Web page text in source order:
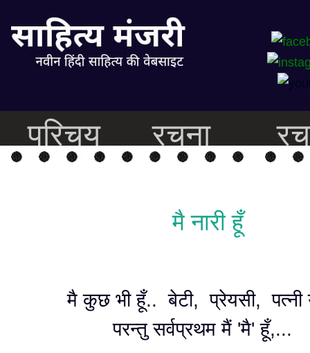
परिचय रचना
मै नारी हूँ
मै कुछ भी हूँ.. बेटी, प्रेयसी, पत्नी
परन्तु सर्वप्रथम मैं 'मै' हूँ,...